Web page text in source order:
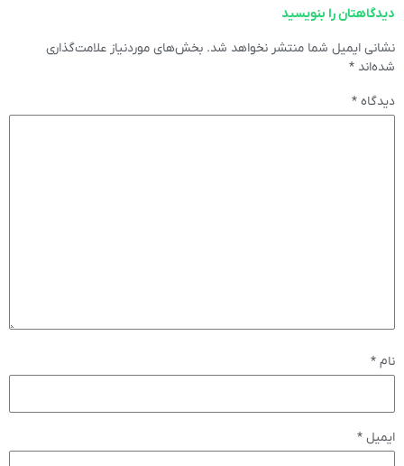
دیدگاهتان را بنویسید
نشانی ایمیل شما منتشر نخواهد شد. بخش‌های موردنیاز علامت‌گذاری
شده‌اند *
دیدگاه *
نام *
ایمیل *